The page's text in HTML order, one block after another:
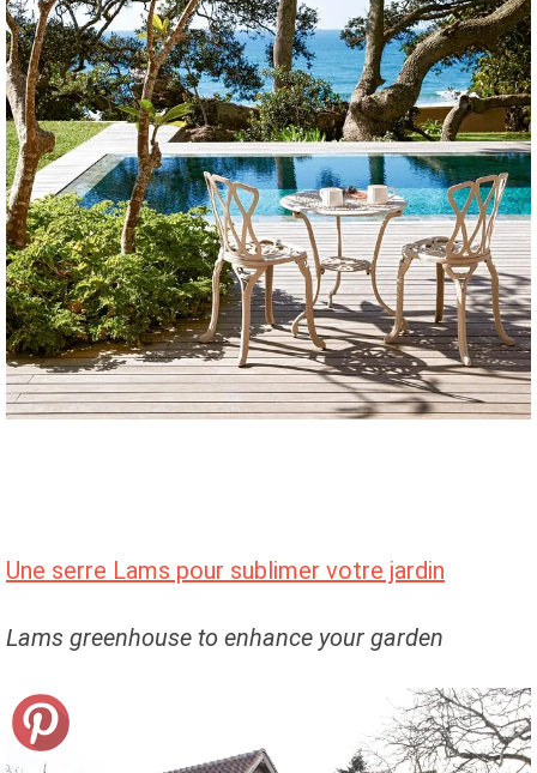
Une serre Lams pour sublimer votre jardin
Lams greenhouse to enhance your garden